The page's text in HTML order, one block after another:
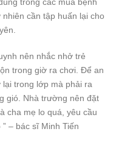
cần tập huấn lại cho
nên nhắc nhở trẻ
trong giờ ra chơi. Để an
trong lớp mà phải ra
gió. Nhà trường nên đặt
cha mẹ lo quá, yêu cầu
– bác sĩ Minh Tiến